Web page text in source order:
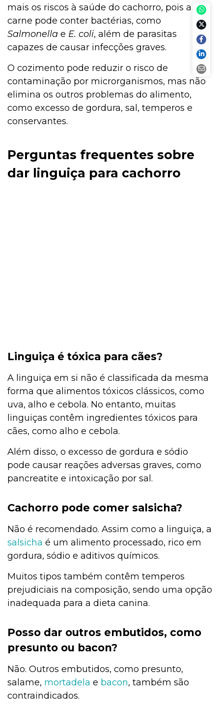
mais os riscos à saúde do cachorro, pois a
carne pode conter bactérias, como
Salmonella e E. coli, além de parasitas
capazes de causar infecções graves.
O cozimento pode reduzir o risco de
contaminação por microrganismos, mas não
elimina os outros problemas do alimento,
como excesso de gordura, sal, temperos e
conservantes.
Perguntas frequentes sobre
dar linguiça para cachorro
Linguiça é tóxica para cães?
A linguiça em si não é classificada da mesma
forma que alimentos tóxicos clássicos, como
uva, alho e cebola. No entanto, muitas
linguiças contêm ingredientes tóxicos para
cães, como alho e cebola.
Além disso, o excesso de gordura e sódio
pode causar reações adversas graves, como
pancreatite e intoxicação por sal.
Cachorro pode comer salsicha?
Não é recomendado. Assim como a linguiça, a
salsicha é um alimento processado, rico em
gordura, sódio e aditivos químicos.
Muitos tipos também contêm temperos
prejudiciais na composição, sendo uma opção
inadequada para a dieta canina.
Posso dar outros embutidos, como
presunto ou bacon?
Não. Outros embutidos, como presunto,
salame, mortadela e bacon, também são
contraindicados.